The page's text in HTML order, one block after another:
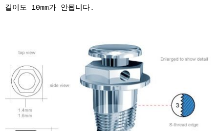
길이도 10mm가 안됩니다.